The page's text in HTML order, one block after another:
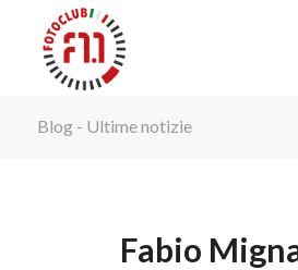
Blog - Ultime notizie
Fabio